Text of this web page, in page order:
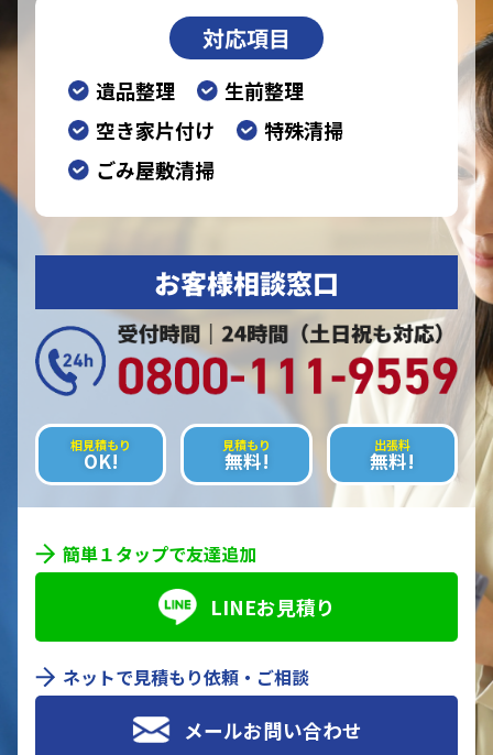
対応項目
遺品整理
生前整理
空き家片付け
特殊清掃
ごみ屋敷清掃
お客様相談窓口
相見積もり
OK!
見積もり
無料!
出張料
無料!
簡単１タップで友達追加
LINEお見積り
ネットで見積もり依頼・ご相談
メールお問い合わせ